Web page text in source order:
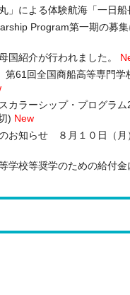
」による体験航海「一日
Program第一期の募
国紹介が行われました。
第61回全国商船高等専門学
カラーシップ・プログラ
) New
お知らせ ８月１０日（月
学校等奨学のための給付